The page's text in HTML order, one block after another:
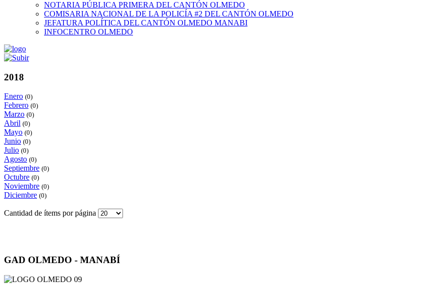
NOTARIA PÚBLICA PRIMERA DEL CANTÓN OLMEDO
COMISARIA NACIONAL DE LA POLICÍA #2 DEL CANTÓN OLMEDO
JEFATURA POLÍTICA DEL CANTÓN OLMEDO MANABI
INFOCENTRO OLMEDO
2018
Enero (0)
Febrero (0)
Marzo (0)
Abril (0)
Mayo (0)
Junio (0)
Julio (0)
Agosto (0)
Septiembre (0)
Octubre (0)
Noviembre (0)
Diciembre (0)
Cantidad de ítems por página
GAD OLMEDO - MANABÍ